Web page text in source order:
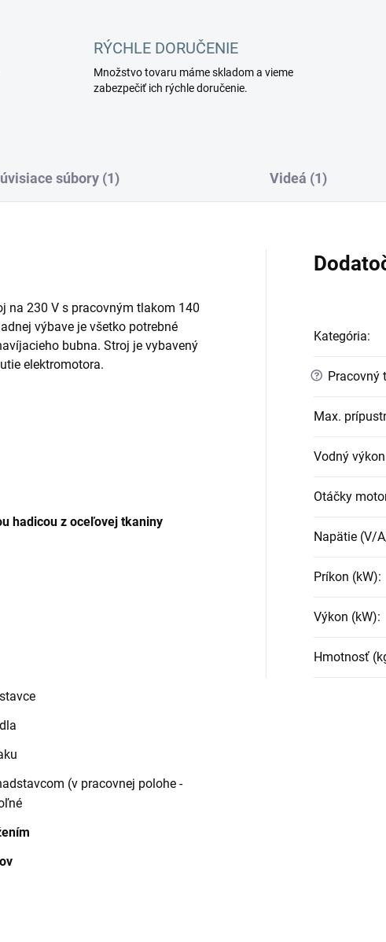
RÝCHLE DORUČENIE
Množstvo tovaru máme skladom a vieme
zabezpečiť ich rýchle doručenie.
súbory (1) Videá (1)
na 230 V s pracovným tlakom 140
výbave je všetko potrebné
bubna. Stroj je vybavený
elektromotora.
hadicou z oceľovej tkaniny
(v pracovnej polohe -
Kategória:
? Pracovný
Max.
Vodný
Otáčky
Napätie (V/
Príkon (kW):
Výkon (kW):
Hmotnosť